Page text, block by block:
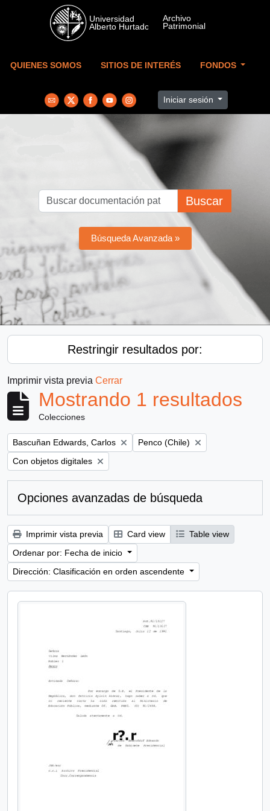
Skip to main content
QUIENES SOMOS SITIOS DE INTERÉS FONDOS
Iniciar sesión
Buscar
Búsqueda Avanzada »
Restringir resultados por:
Imprimir vista previa Cerrar
Mostrando 1 resultados
Colecciones
Remove filter:
Bascuñan Edwards, Carlos Remove filter:
Penco (Chile)
Remove filter:
Con objetos digitales
Opciones avanzadas de búsqueda
Imprimir vista previa Card view
Table view
Ordenar por: Fecha de inicio
Dirección: Clasificación en orden ascendente